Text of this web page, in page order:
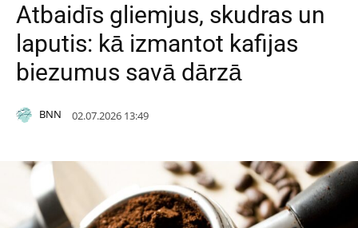
Atbaidīs gliemjus, skudras un
laputis: kā izmantot kafijas
biezumus savā dārzā
BNN 02.07.2026 13:49